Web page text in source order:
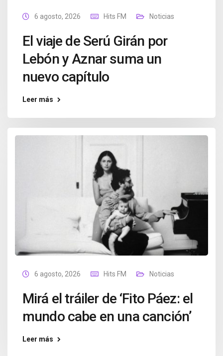
6 agosto, 2026 Hits FM Noticias
El viaje de Serú Girán por
Lebón y Aznar suma un
nuevo capítulo
Leer más
6 agosto, 2026 Hits FM Noticias
Mirá el tráiler de ‘Fito Páez: el
mundo cabe en una canción’
Leer más